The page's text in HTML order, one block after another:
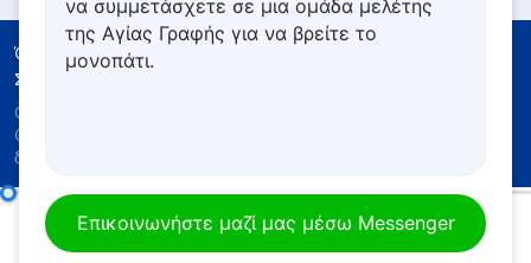
Όροι Χρήσης
Πολιτική απορρήτου
Συντελεστές
Copyright © 2026
Θεού
δικαιώματος.
να συμμετάσχετε σε μια ομάδα μελέτης
της Αγίας Γραφής για να βρείτε το
μονοπάτι.
Επικοινωνήστε μαζί μας μέσω Messenger